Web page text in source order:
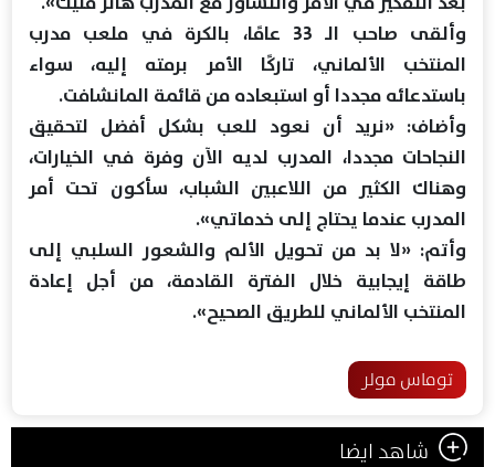
وألقى صاحب الـ 33 عامًا، بالكرة في ملعب مدرب
المنتخب الألماني، تاركًا الأمر برمته إليه، سواء
باستدعائه مجددا أو استبعاده من قائمة المانشافت.
وأضاف: «نريد أن نعود للعب بشكل أفضل لتحقيق
النجاحات مجددا، المدرب لديه الآن وفرة في الخيارات،
وهناك الكثير من اللاعبين الشباب، سأكون تحت أمر
المدرب عندما يحتاج إلى خدماتي».
وأتم: «لا بد من تحويل الألم والشعور السلبي إلى
طاقة إيجابية خلال الفترة القادمة، من أجل إعادة
المنتخب الألماني للطريق الصحيح».
توماس مولر
شاهد ايضا